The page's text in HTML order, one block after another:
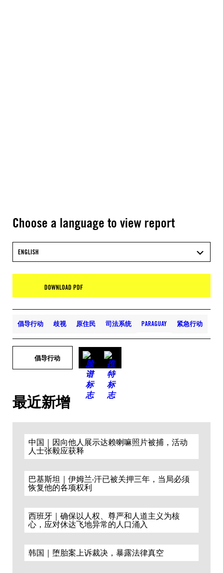
Choose a language to view report
ENGLISH
DOWNLOAD PDF
倡导行动 歧视 原住民 司法系统 PARAGUAY 紧急行动
倡导行动
最近新增
中国｜因向他人展示达赖喇嘛照片被捕，活动
人士张毅应获释
巴基斯坦｜伊姆兰·汗已被关押三年，当局必须
恢复他的各项权利
西班牙｜确保以人权、尊严和人道主义为核
心，应对休达飞地异常的人口涌入
韩国｜堕胎案上诉裁决，暴露法律真空